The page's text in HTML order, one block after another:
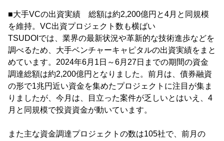
■大手VCの出資実績 総額は約2,200億円と4月と同規模
を維持。VC出資プロジェクト数も横ばい
TSUDOIでは、業界の最新状況や革新的な技術進歩などを
調べるため、大手ベンチャーキャピタルの出資実績をまと
めています。2024年6月1日～6月27日までの期間の資金
調達総額は約2,200億円となりました。前月は、債券融資
の形で1兆円近い資金を集めたプロジェクトに注目が集ま
りましたが、今月は、目立った案件が乏しいとはいえ、4
月と同規模で投資資金が動いています。
また主な資金調達プロジェクトの数は105社で、前月の